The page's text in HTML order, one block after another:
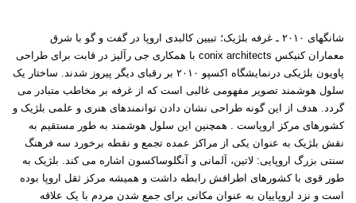
شانگهای ۲۰۱۰ ـ غرفه بلژیک؛ تبیین کالبدی اروپا در گفت و گو با شرق
معماران کنیکس conix architects با همکاری جی رآلیز در قابت برای طراحی
پاویون بلژیکی درنمایشگاه اکسپو ۲۰۱۰ بر رقبای دیگر پیروز شدند. ساختار یک
سلول هوشمند تصویر مفهومی غالبی است که از غرفه بر مخاطب متبادر می
گردد. هدف از این گونه طراحی نشان دادن توانمندهای هنری و علمی بلژیک و
کشورهای مرکز اروپاست . همچنین این سلول هوشمند به طور مستقیم به
نقش بلژیک به عنوان یکی از مراکز عمده تجمع و نقطه برخورد سه فرهنگ
سنتی بزرگ اروپایی: لاتین، آلمانی و آنگلوساکسون اشاره می کند. بلژیک به
طور قوی با کشورهای اطرافش رابطه داشت و همیشه مرکز ثقل اروپا بوده
است و نزد اروپاییان به عنوان مکانی برای جمع شدن مردم با یک علاقه